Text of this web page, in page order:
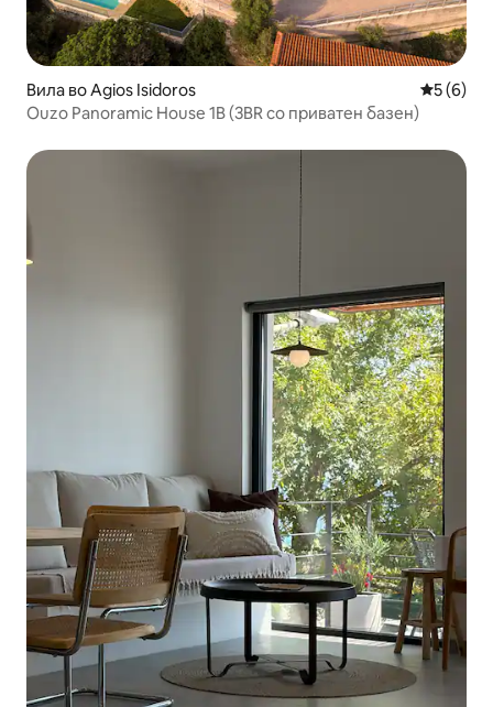
Вила во Agios Isidoros
5 (6)
Ouzo Panoramic House 1B (3BR со приватен базен)